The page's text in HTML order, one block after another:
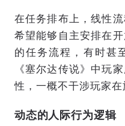
在任务排布上，线性
希望能够自主安排在
的任务流程，有时甚
《塞尔达传说》中玩
性，一概不干涉玩家在
动态的人际行为逻辑